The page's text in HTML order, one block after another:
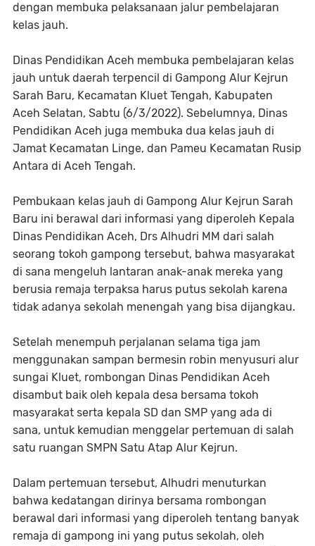
dengan membuka pelaksanaan jalur pembelajaran
kelas jauh.
Dinas Pendidikan Aceh membuka pembelajaran kelas
jauh untuk daerah terpencil di Gampong Alur Kejrun
Sarah Baru, Kecamatan Kluet Tengah, Kabupaten
Aceh Selatan, Sabtu (6/3/2022). Sebelumnya, Dinas
Pendidikan Aceh juga membuka dua kelas jauh di
Jamat Kecamatan Linge, dan Pameu Kecamatan Rusip
Antara di Aceh Tengah.
Pembukaan kelas jauh di Gampong Alur Kejrun Sarah
Baru ini berawal dari informasi yang diperoleh Kepala
Dinas Pendidikan Aceh, Drs Alhudri MM dari salah
seorang tokoh gampong tersebut, bahwa masyarakat
di sana mengeluh lantaran anak-anak mereka yang
berusia remaja terpaksa harus putus sekolah karena
tidak adanya sekolah menengah yang bisa dijangkau.
Setelah menempuh perjalanan selama tiga jam
menggunakan sampan bermesin robin menyusuri alur
sungai Kluet, rombongan Dinas Pendidikan Aceh
disambut baik oleh kepala desa bersama tokoh
masyarakat serta kepala SD dan SMP yang ada di
sana, untuk kemudian menggelar pertemuan di salah
satu ruangan SMPN Satu Atap Alur Kejrun.
Dalam pertemuan tersebut, Alhudri menuturkan
bahwa kedatangan dirinya bersama rombongan
berawal dari informasi yang diperoleh tentang banyak
remaja di gampong ini yang putus sekolah, oleh